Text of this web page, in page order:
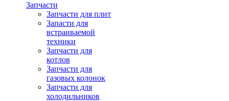
Запчасти
Запчасти для плит
Запасти для
встраиваемой
техники
Запчасти для
котлов
Запчасти для
газовых колонок
Запчасти для
холодильников